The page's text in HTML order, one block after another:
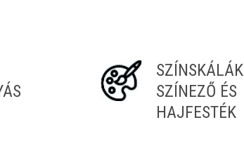
SZÍNSKÁLÁK
SZÍNEZŐ ÉS
HAJFESTÉK